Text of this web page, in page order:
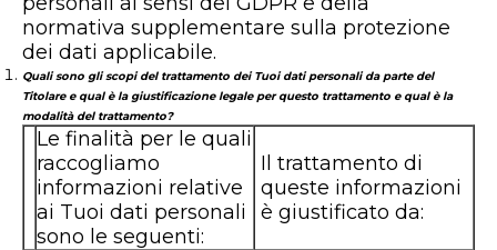
normativa supplementare sulla protezione
dei dati applicabile.
Quali sono gli scopi del trattamento dei Tuoi dati personali da parte del
Titolare e qual è la giustificazione legale per questo trattamento e qual è la
modalità del trattamento?
Le finalità per le quali
raccogliamo
informazioni relative
ai Tuoi dati personali
sono le seguenti:
Il trattamento di
queste informazioni
è giustificato da: